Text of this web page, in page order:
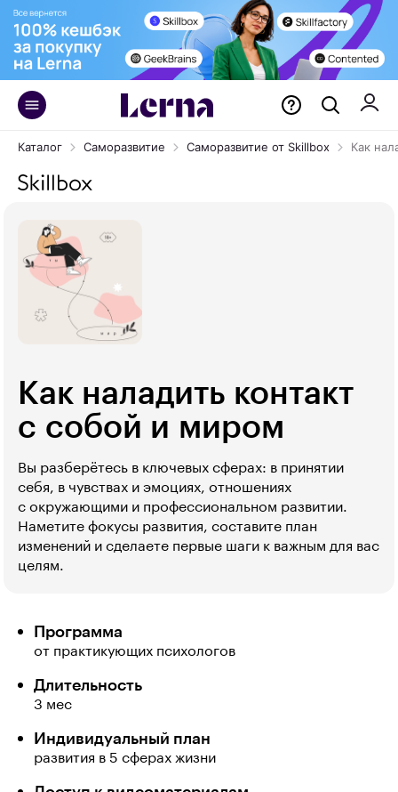
Каталог Саморазвитие Саморазвитие от Skillbox Как
Как наладить контакт
с собой и миром
Вы разберётесь в ключевых сферах: в принятии
себя, в чувствах и эмоциях, отношениях
с окружающими и профессиональном развитии.
Наметите фокусы развития, составите план
изменений и сделаете первые шаги к важным для вас
целям.
Программа
от практикующих психологов
Длительность
3 мес
Индивидуальный план
развития в 5 сферах жизни